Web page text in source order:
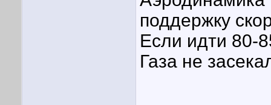
поддержку
Если идти 80-
Газа не